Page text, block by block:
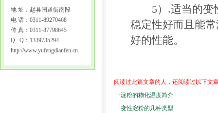
地 址：赵县国道街南段
电 话：0311-89270468
传 真：0311-87798645
Q Q：1339735294
http://www.yufengdianfen.cn
5）.适当的变性
稳定性好而且能
好的性能。
阅读过此篇文章的人，还阅读过以下文
·淀粉的糊化温度简介
·变性淀粉的几种类型